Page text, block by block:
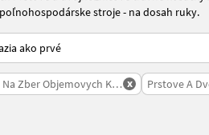
stroje - na dosah ruky.
na Landwirt.com
Na Zber Objemovych Krmiv
x Prstove A